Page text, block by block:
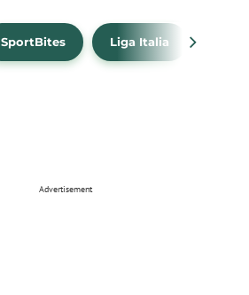
SportBites Liga Italia
Advertisement